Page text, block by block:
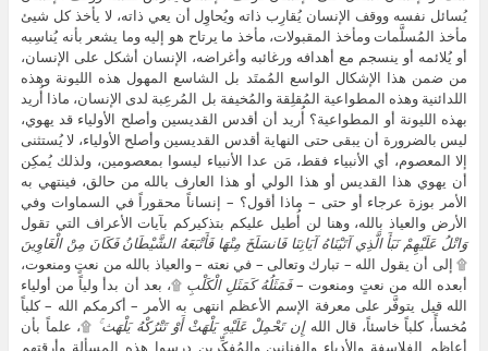
يُسائل نفسه ووقف الإنسان يُقارِب ذاته ويُحاوِل أن يعي ذاته، لا يأخذ كل شيئ
مأخذ المُسلَّمات ومأخذ المقبولات، مأخذ ما يرتاح هو إليه وما يشعر بأنه يُناسِبه
أو يُلائمه أو ينسجم مع أهدافه ورغائبه وأغراضه، الإنسان أشكل على الإنسان،
من ضمن هذا الإشكال الواسع المُمتَد بل الشاسع المهول هذه الليونة وهذه
اللدائنية وهذه المطواعية المُقلِقة والمُخيفة بل المُرعِبة لدى الإنسان، ماذا أُريد
بهذه الليونة أو المطواعية؟ أُريد أن أقدس القديسين وأصلح الأولياء قد يهوي،
ليس بالضرورة أن يبقى حتى النهاية أقدس القديسين وأصلح الأولياء، لا يُستثنى
إلا المعصوم، أي الأنبياء فقط، مَن عدا الأنبياء ليسوا بمعصومين، ولذلك يُمكِن
أن يهوي هذا القديس أو هذا الولي أو هذا العارف بالله من حالق، فينتهي به
الأمر بوزة عرجاء أو حتى – ماذا أقول؟ – إنساناً محقوراً في السماوات وفي
الأرض والعياذ بالله، وهنا لن أُطيل عليكم بتذكيركم بآيات الأعراف التي تقول
وَاتْلُ عَلَيْهِمْ نَبَأَ الَّذِي آتَيْنَاهُ آيَاتِنَا فَانسَلَخَ مِنْهَا فَأَتْبَعَهُ الشَّيْطَانُ فَكَانَ مِنْ الْغَاوِينَ
۩ إلى أن يقول الله – تبارك وتعالى – في نعته – والعياذ بالله من نعتٍ ومنعوت،
أبعده الله من نعتٍ ومنعوت –فَمَثَلُهُ كَمَثَلِ الْكَلْبِ۩، بعد أن بدأ ولياً من أولياء
الله قيل يتوفَّر على معرفة الإسم الأعظم انتهى به الأمر – أكرمكم الله – كلباً
مُخسأً، كلباً خاسئاً، قال اللهإِن تَحْمِلْ عَلَيْهِ يَلْهَثْ أَوْ تَتْرُكْهُ يَلْهَث ۚ ۩، علماً بأن
أعاظم الفلاسفة والأدباء والفنانين والمُفكِّرين درسوا هذه المسألة وأرقتهم